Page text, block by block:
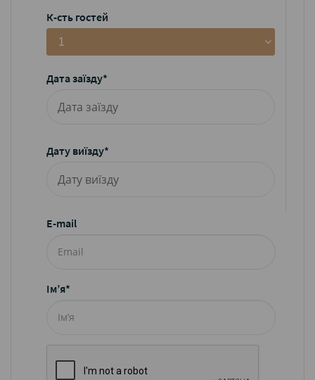
К-сть гостей
1
Дата заїзду*
Дату виїзду*
E-mail
Ім’я*